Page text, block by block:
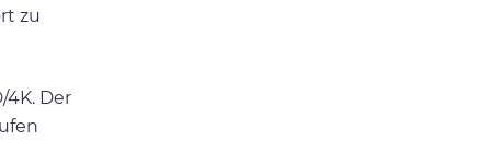
zu
4K. Der